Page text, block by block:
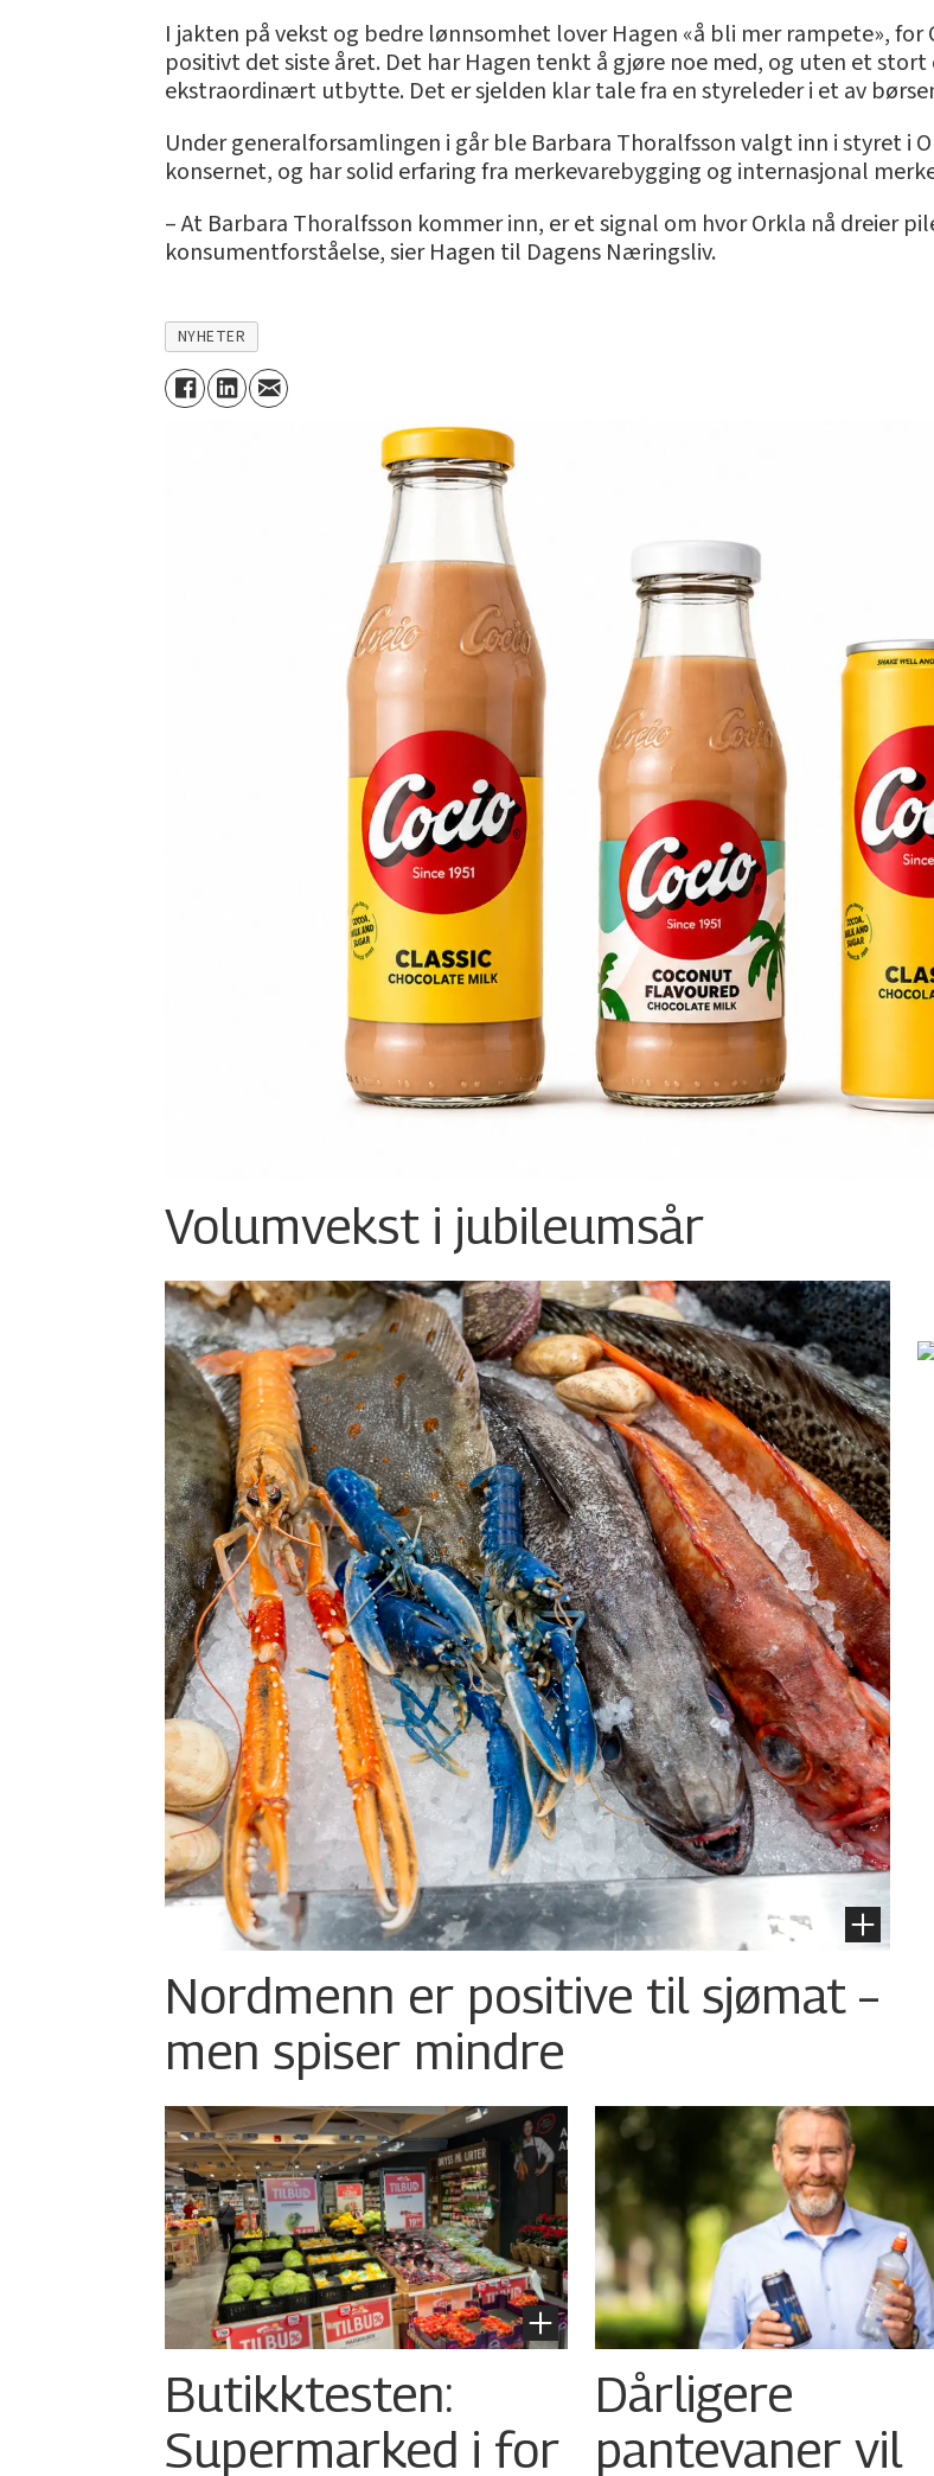
I jakten på vekst og bedre lønnsomhet lover Hagen «å bli mer rampete»,
positivt det siste året. Det har Hagen tenkt å gjøre noe med, og uten et
ekstraordinært utbytte. Det er sjelden klar tale fra en styreleder i et av
Under generalforsamlingen i går ble Barbara Thoralfsson valgt inn i styret
konsernet, og har solid erfaring fra merkevarebygging og internasjonal
– At Barbara Thoralfsson kommer inn, er et signal om hvor Orkla nå dreier
konsumentforståelse, sier Hagen til Dagens Næringsliv.
NYHETER
Volumvekst i jubileumsår
Nordmenn er positive til sjømat –
men spiser mindre
Butikktesten:
Supermarked i for
Dårligere
pantevaner vil